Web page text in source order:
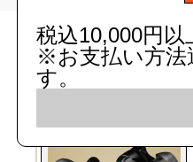
現
税込10,000円
※お支払い方法
す。